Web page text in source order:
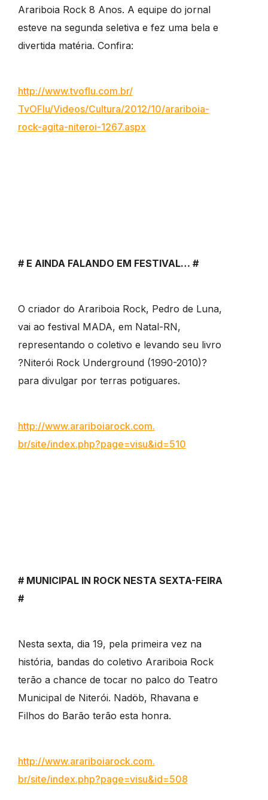
Arariboia Rock 8 Anos. A equipe do jornal
esteve na segunda seletiva e fez uma bela e
divertida matéria. Confira:
http://www.tvoflu.com.br/
TvOFlu/Videos/Cultura/2012/10/arariboia-
rock-agita-niteroi-1267.aspx
# E AINDA FALANDO EM FESTIVAL… #
O criador do Arariboia Rock, Pedro de Luna,
vai ao festival MADA, em Natal-RN,
representando o coletivo e levando seu livro
?Niterói Rock Underground (1990-2010)?
para divulgar por terras potiguares.
http://www.arariboiarock.com.
br/site/index.php?page=visu&id=510
# MUNICIPAL IN ROCK NESTA SEXTA-FEIRA
#
Nesta sexta, dia 19, pela primeira vez na
história, bandas do coletivo Arariboia Rock
terão a chance de tocar no palco do Teatro
Municipal de Niterói. Nadöb, Rhavana e
Filhos do Barão terão esta honra.
http://www.arariboiarock.com.
br/site/index.php?page=visu&id=508